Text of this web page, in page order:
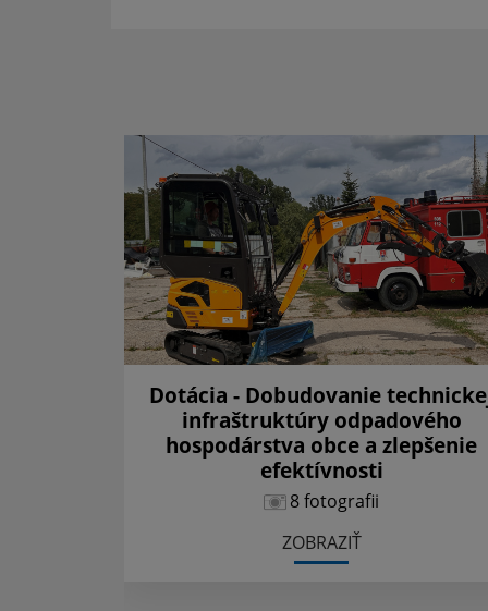
Dotácia - Dobudovanie
infraštruktúry odpadového
hospodárstva obce a zlepšenie
efektívnosti
8 fotografii
ZOBRAZIŤ